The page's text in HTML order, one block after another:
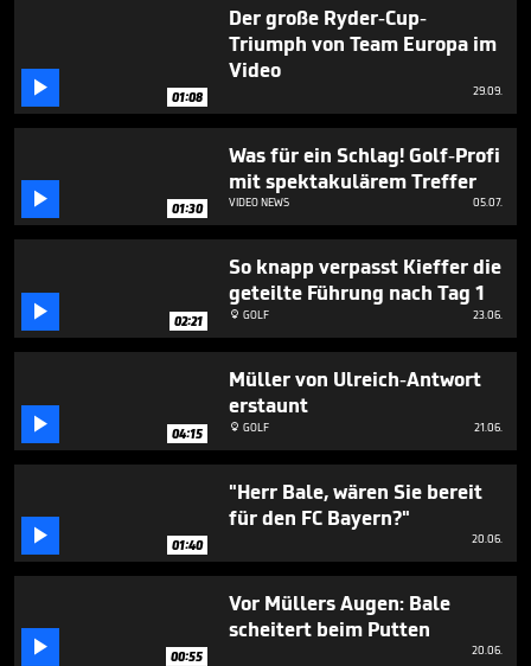
 01:08
Der große Ryder-Cup-
Triumph von Team Europa im
Video
29.09.
 01:30
Was für ein Schlag! Golf-Profi
mit spektakulärem Treffer
VIDEO NEWS 05.07.
 02:21
So knapp verpasst Kieffer die
geteilte Führung nach Tag 1
 GOLF 23.06.
 04:15
Müller von Ulreich-Antwort
erstaunt
 GOLF 21.06.
 01:40
"Herr Bale, wären Sie bereit
für den FC Bayern?"
20.06.
 00:55
Vor Müllers Augen: Bale
scheitert beim Putten
20.06.